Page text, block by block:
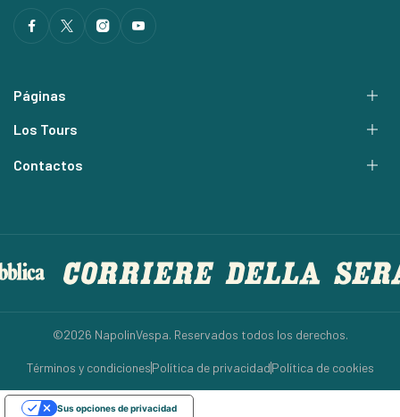
Páginas
Los Tours
Contactos
©2026 NapolinVespa. Reservados todos los derechos.
Términos y condicionesPolítica de privacidadPolítica de cookies
Sus opciones de privacidad